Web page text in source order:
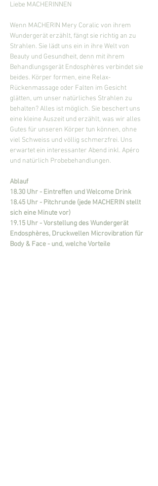
Liebe MACHERINNEN
Wenn MACHERIN Mery Coralic von ihrem
Wundergerät erzählt, fängt sie richtig an zu
Strahlen. Sie lädt uns ein in ihre Welt von
Beauty und Gesundheit, denn mit ihrem
Behandlungsgerät Endosphères verbindet sie
beides. Körper formen, eine Relax-
Rückenmassage oder Falten im Gesicht
glätten, um unser natürliches Strahlen zu
behalten? Alles ist möglich. Sie beschert uns
eine kleine Auszeit und erzählt, was wir alles
Gutes für unseren Körper tun können, ohne
viel Schweiss und völlig schmerzfrei. Uns
erwartet ein interessanter Abend inkl. Apéro
und natürlich Probebehandlungen.
Ablauf
18.30 Uhr - Eintreffen und Welcome Drink
18.45 Uhr - Pitchrunde (jede MACHERIN stellt
sich eine Minute vor)
19.15 Uhr - Vorstellung des Wundergerät
Endosphères, Druckwellen Microvibration für
Body & Face - und, welche Vorteile